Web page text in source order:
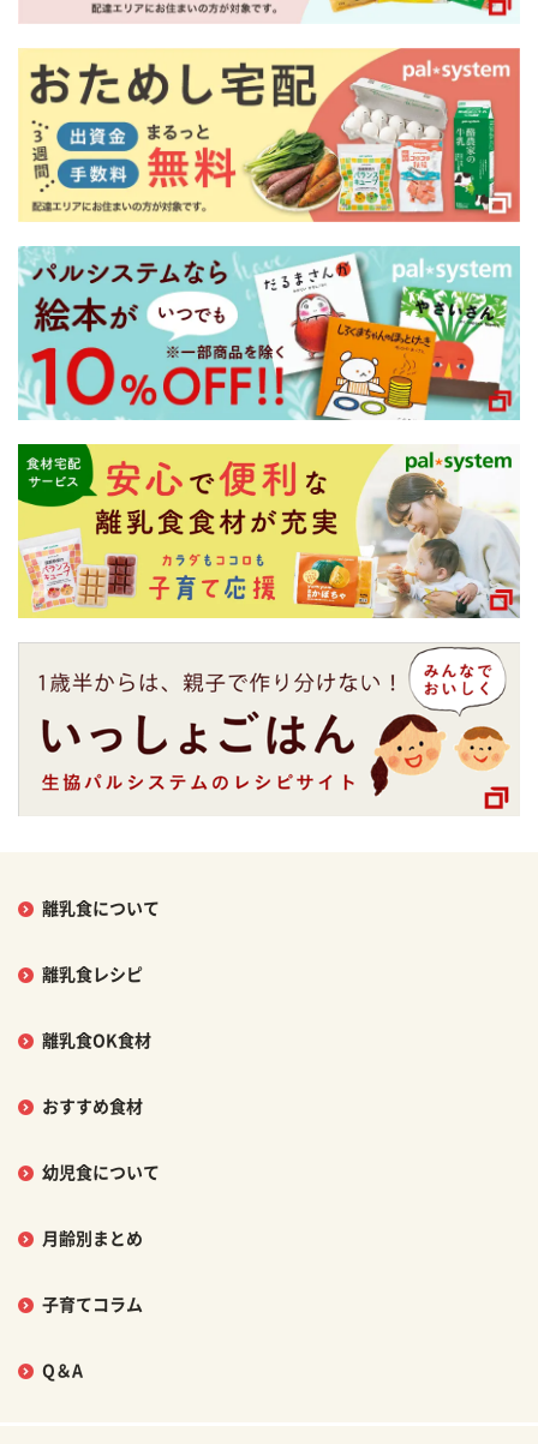
離乳食について
離乳食レシピ
離乳食OK食材
おすすめ食材
幼児食について
月齢別まとめ
子育てコラム
Q＆A